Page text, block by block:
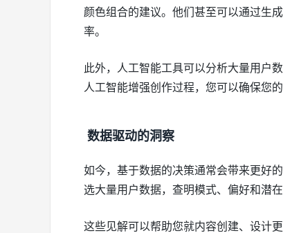
颜色组合的建议。他们甚至可以通过生
率。
此外，人工智能工具可以分析大量用户
人工智能增强创作过程，您可以确保您
数据驱动的洞察
如今，基于数据的决策通常会带来更好
选大量用户数据，查明模式、偏好和潜在
这些见解可以帮助您就内容创建、设计